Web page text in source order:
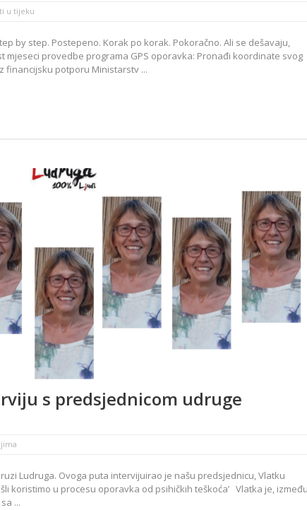
u tijeku
by step. Postepeno. Korak po korak. Pokoračno. Ali se dešavaju,
mjeseci provedbe programa GPS oporavka: Pronađi koordinate svog
financijsku potporu Ministarstv ...
s predsjednicom udruge
Ludruga. Ovoga puta intervijuirao je našu predsjednicu, Vlatku
koristimo u procesu oporavka od psihičkih teškoća’ Vlatka je,
...